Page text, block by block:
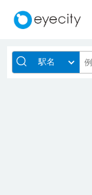
駅名